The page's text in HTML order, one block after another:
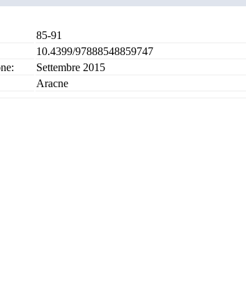
85-91
10.4399/97888548859747
Settembre 2015
Aracne